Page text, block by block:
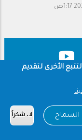
الأخرى لتقديم
السماح لا، شكراً